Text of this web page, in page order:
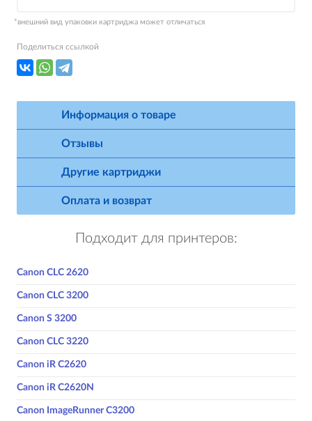
*внешний вид упаковки картриджа может отличаться
Поделиться ссылкой
Информация о товаре
Отзывы
Другие картриджи
Оплата и возврат
Подходит для принтеров:
Canon CLC 2620
Canon CLC 3200
Canon S 3200
Canon CLC 3220
Canon iR C2620
Canon iR C2620N
Canon ImageRunner C3200